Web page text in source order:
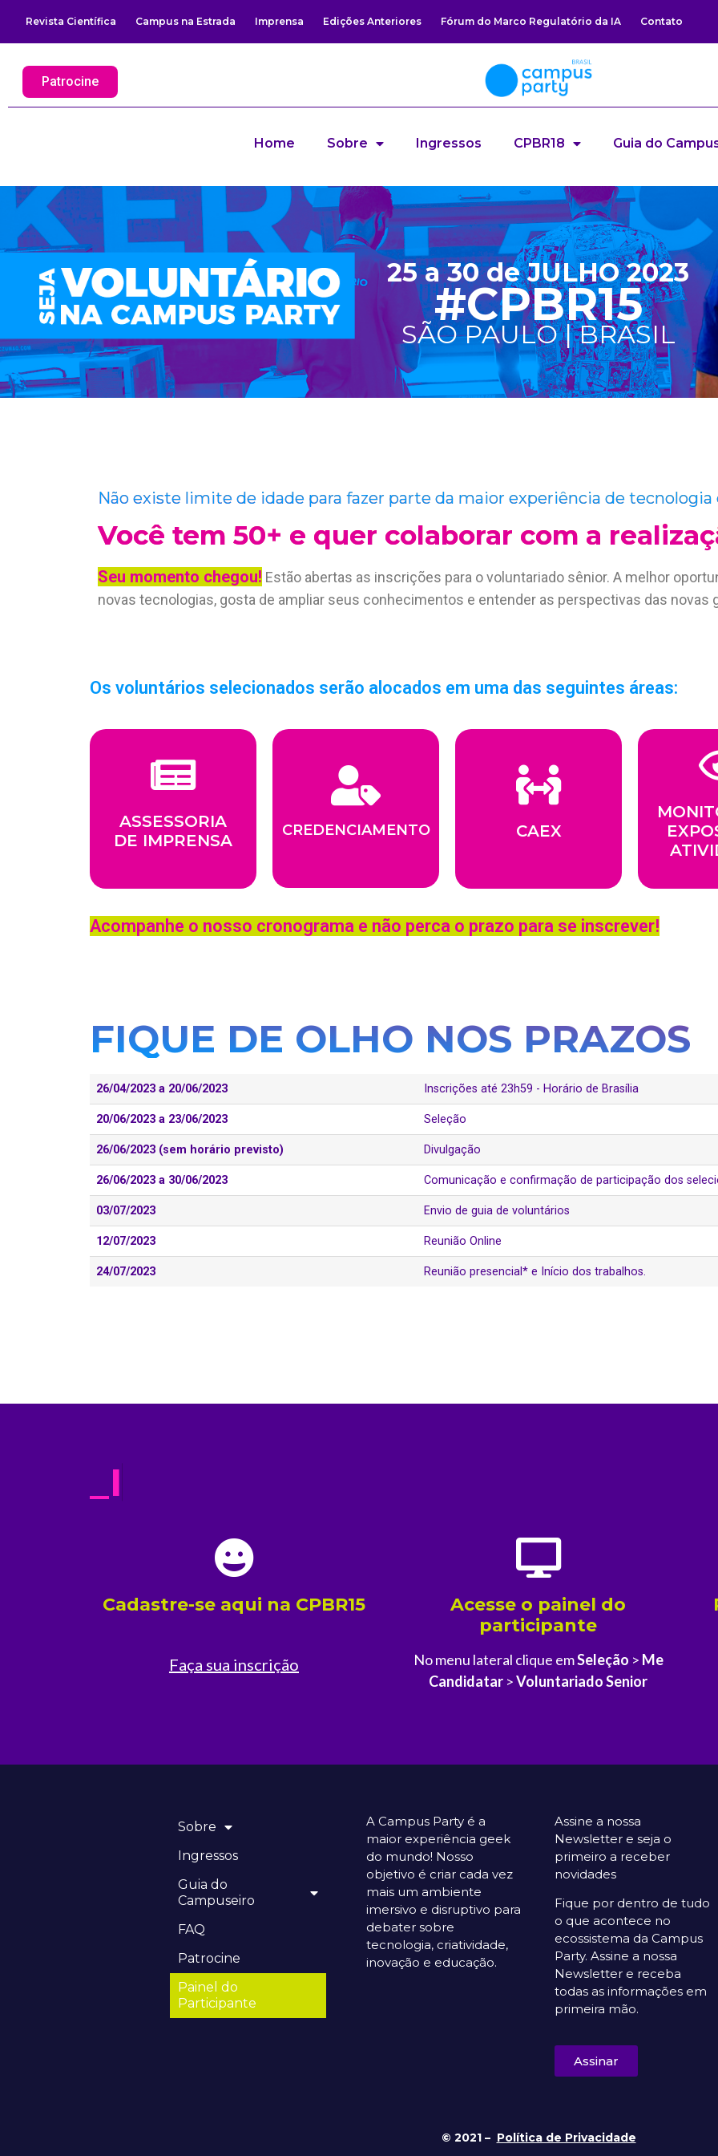
Revista Científica Campus na Estrada Imprensa Edições Anteriores Fórum do Marco Regulatório da IA Contato
Patrocine
Home Sobre Ingressos CPBR18 Guia do
25 a 30 de JULHO 2023
#CPBR15
SÃO PAULO | BRASIL
Não existe limite de idade para fazer parte da maior experiência de
Você tem 50+ e quer colaborar com a
Seu momento chegou! Estão abertas as inscrições para o voluntariado sênior. A melhor
novas tecnologias, gosta de ampliar seus conhecimentos e entender as perspectivas das novas
Os voluntários selecionados serão alocados em uma das seguintes áreas:
ASSESSORIA
DE IMPRENSA
CREDENCIAMENTO CAEX
Acompanhe o nosso cronograma e não perca o prazo para se inscrever!
FIQUE DE OLHO NOS PRAZOS
26/04/2023 a 20/06/2023 Inscrições até 23h59 - Horário de Brasília
20/06/2023 a 23/06/2023 Seleção
26/06/2023 (sem horário previsto) Divulgação
26/06/2023 a 30/06/2023 Comunicação e confirmação de participação dos
03/07/2023 Envio de guia de voluntários
12/07/2023 Reunião Online
24/07/2023 Reunião presencial* e Início dos trabalhos.
I
Cadastre-se aqui na CPBR15
Faça sua inscrição
Acesse o painel do
participante
No menu lateral clique emSeleção > Me
Candidatar >Voluntariado Senior
Sobre
Ingressos
Guia do
Campuseiro
FAQ
Patrocine
Painel do
Participante
A Campus Party é a
maior experiência geek
do mundo! Nosso
objetivo é criar cada vez
mais um ambiente
imersivo e disruptivo para
debater sobre
tecnologia, criatividade,
inovação e educação.
Assine a nossa
Newsletter e seja o
primeiro a receber
novidades
Fique por dentro de tudo
o que acontece no
ecossistema da Campus
Party. Assine a nossa
Newsletter e receba
todas as informações em
primeira mão.
Assinar
© 2021 – Política de Privacidade